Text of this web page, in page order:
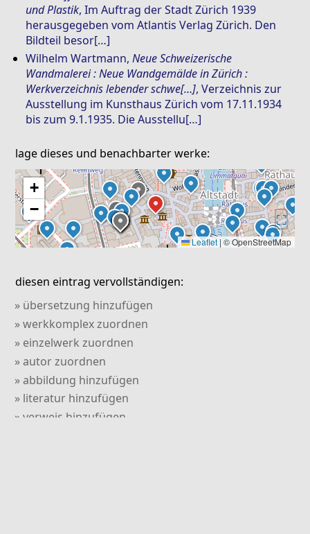
und Plastik, Im Auftrag der Stadt Zürich 1939
herausgegeben vom Atlantis Verlag Zürich. Den
Bildteil besor[…]
Wilhelm Wartmann,Neue Schweizerische
Wandmalerei : Neue Wandgemälde in Zürich :
Werkverzeichnis lebender schwe[…], Verzeichnis zur
Ausstellung im Kunsthaus Zürich vom 17.11.1934
bis zum 9.1.1935. Die Ausstellu[…]
lage dieses und benachbarter werke:
+
−
⛶
Leaflet|© OpenStreetMap
diesen eintrag vervollständigen:
» übersetzung hinzufügen
» werkkomplex zuordnen
» einzelwerk zuordnen
» autor zuordnen
» abbildung hinzufügen
» literatur hinzufügen
» verweis hinzufügen